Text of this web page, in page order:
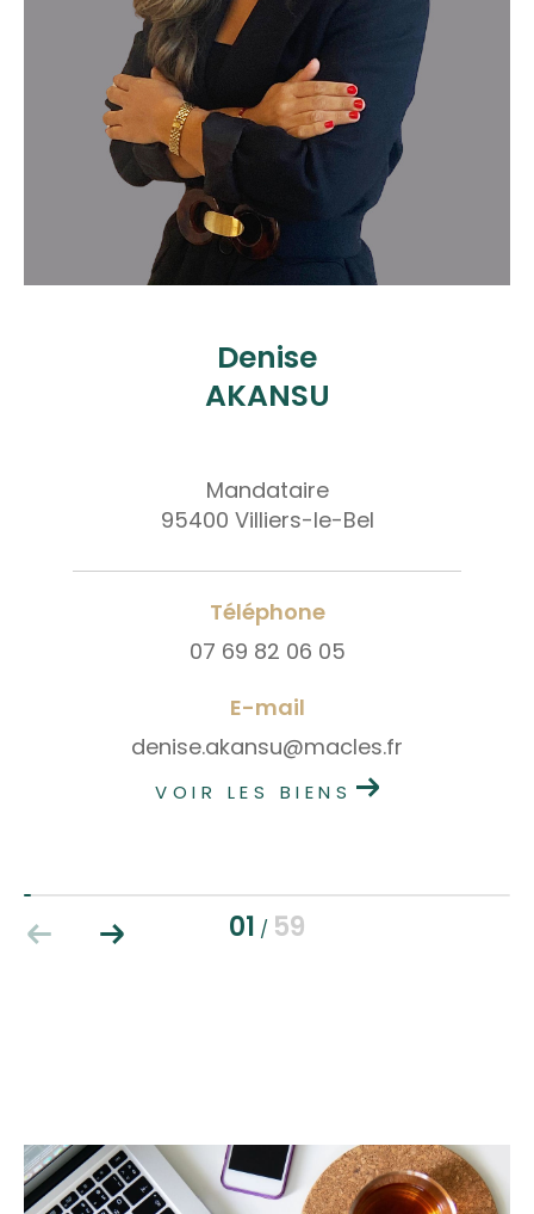
Denise
AKANSU
Mandataire
95400 Villiers-le-Bel
Téléphone
07 69 82 06 05
E-mail
denise.akansu@macles.fr
VOIR LES BIENS
01 / 59